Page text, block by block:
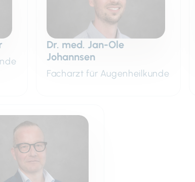
Dr. med. Jan-Ole
Johannsen
Facharzt für Augenheilkunde